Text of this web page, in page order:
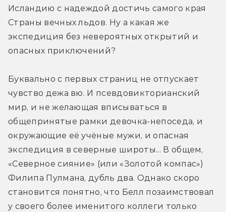
Исландию с надеждой достичь самого края
Страны вечных льдов. Ну а какая же
экспедиция без невероятных открытий и
опасных приключений?
Буквально с первых страниц не отпускает
чувство дежа вю. И псевдовикторианский
мир, и не желающая вписываться в
общепринятые рамки девочка-непоседа, и
окружающие её учёные мужи, и опасная
экспедиция в северные широты... В общем,
«Северное сияние» (или «Золотой компас»)
Филипа Пулмана, дубль два. Однако скоро
становится понятно, что Белл позаимствовал
у своего более именитого коллеги только